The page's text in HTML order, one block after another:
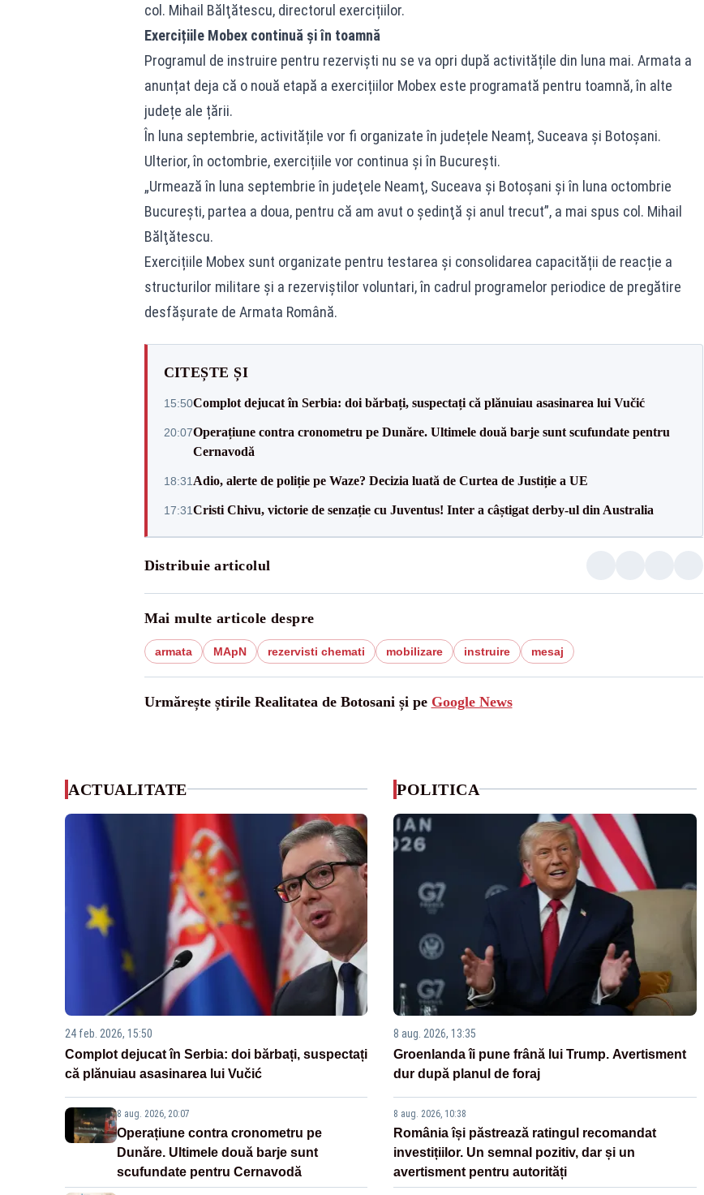
col. Mihail Bălţătescu, directorul exercițiilor.
Exercițiile Mobex continuă și în toamnă
Programul de instruire pentru rezerviști nu se va opri după activitățile din luna mai. Armata a
anunțat deja că o nouă etapă a exercițiilor Mobex este programată pentru toamnă, în alte
județe ale țării.
În luna septembrie, activitățile vor fi organizate în județele Neamț, Suceava și Botoșani.
Ulterior, în octombrie, exercițiile vor continua și în București.
„Urmează în luna septembrie în judeţele Neamţ, Suceava şi Botoşani şi în luna octombrie
Bucureşti, partea a doua, pentru că am avut o şedinţă şi anul trecut”, a mai spus col. Mihail
Bălţătescu.
Exercițiile Mobex sunt organizate pentru testarea și consolidarea capacității de reacție a
structurilor militare și a rezerviștilor voluntari, în cadrul programelor periodice de pregătire
desfășurate de Armata Română.
CITEȘTE ȘI
15:50Complot dejucat în Serbia: doi bărbați, suspectați că plănuiau asasinarea lui Vučić
20:07Operațiune contra cronometru pe Dunăre. Ultimele două barje sunt scufundate pentru
Cernavodă
18:31 Adio, alerte de poliție pe Waze? Decizia luată de Curtea de Justiție a UE
17:31Cristi Chivu, victorie de senzație cu Juventus! Inter a câștigat derby-ul din Australia
Distribuie articolul
Mai multe articole despre
armata MApN rezervisti chemati mobilizare instruire mesaj
Urmărește știrile Realitatea de Botosani și pe Google News
ACTUALITATE
24 feb. 2026, 15:50
Complot dejucat în Serbia: doi bărbați, suspectați
că plănuiau asasinarea lui Vučić
8 aug. 2026, 20:07
Operațiune contra cronometru pe
Dunăre. Ultimele două barje sunt
scufundate pentru Cernavodă
POLITICA
8 aug. 2026, 13:35
Groenlanda îi pune frână lui Trump. Avertisment
dur după planul de foraj
8 aug. 2026, 10:38
România își păstrează ratingul recomandat
investițiilor. Un semnal pozitiv, dar și un
avertisment pentru autorități